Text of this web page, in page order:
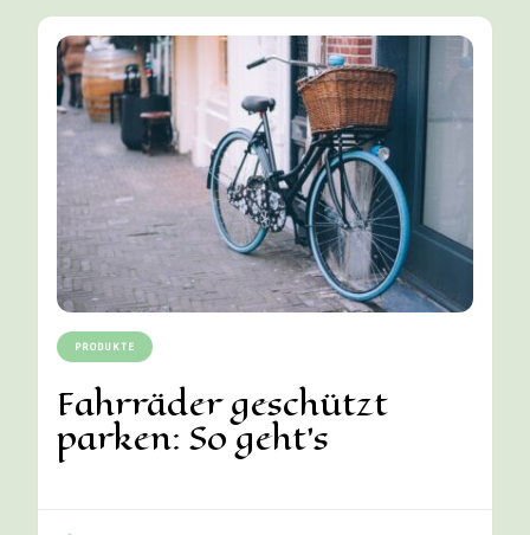
PRODUKTE
Fahrräder geschützt
parken: So geht’s